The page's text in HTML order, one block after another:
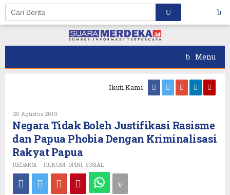
Skip
content
Menu
Ikuti Kami
20 Agustus 2019
REDAKSI
Negara Tidak Boleh Justifikasi Rasisme
dan Papua Phobia Dengan Kriminalisasi
Rakyat Papua
REDAKSI - HUKUM OPINI SOSIAL -